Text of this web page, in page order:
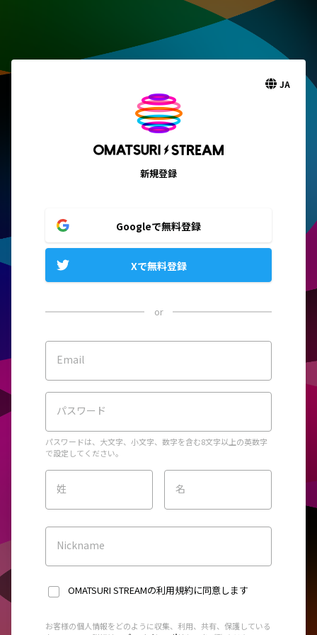
JA
新規登録
Googleで無料登録
Xで無料登録
or
Email
パスワード
パスワードは、大文字、小文字、数字を含む8文字以上の英数字
で設定してください。
姓 名
Nickname
OMATSURI STREAMの利用規約に同意します
お客様の個人情報をどのように収集、利用、共有、保護している